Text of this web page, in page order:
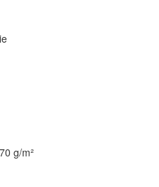
g/m²